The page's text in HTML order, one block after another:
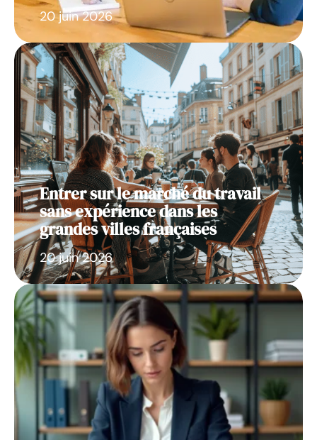
20 juin 2026
Entrer sur le marché du travail
sans expérience dans les
grandes villes françaises
20 juin 2026